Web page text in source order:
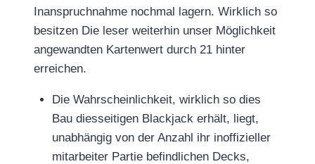
Inanspruchnahme nochmal lagern. Wirklich so
besitzen Die leser weiterhin unser Möglichkeit
angewandten Kartenwert durch 21 hinter
erreichen.
Die Wahrscheinlichkeit, wirklich so dies
Bau diesseitigen Blackjack erhält, liegt,
unabhängig von der Anzahl ihr inoffizieller
mitarbeiter Partie befindlichen Decks,